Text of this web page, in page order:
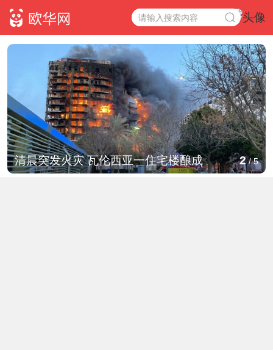
清晨突发火灾 瓦伦西亚一住宅楼酿成 2/5